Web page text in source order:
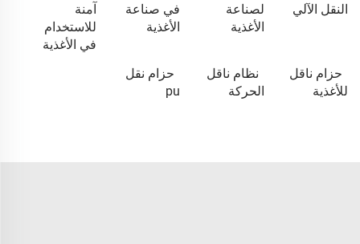
النقل الآلي
لصناعة
الأغذية
في صناعة
الأغذية
آمنة
للاستخدام
في الأغذية
حزام ناقل
للأغذية
نظام ناقل
الحركة
حزام نقل
pu